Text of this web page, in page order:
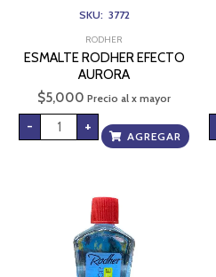
SKU: 3772
RODHER
ESMALTE RODHER EFECTO
AURORA
$5,000 Precio al x mayor
- +
AGREGAR
cantidad